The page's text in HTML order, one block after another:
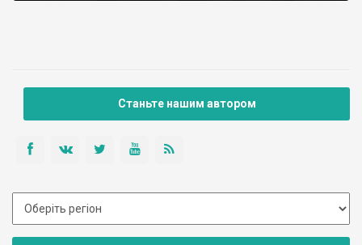
життя регіону. Його батьки спочатку жили […]
Станьте нашим автором